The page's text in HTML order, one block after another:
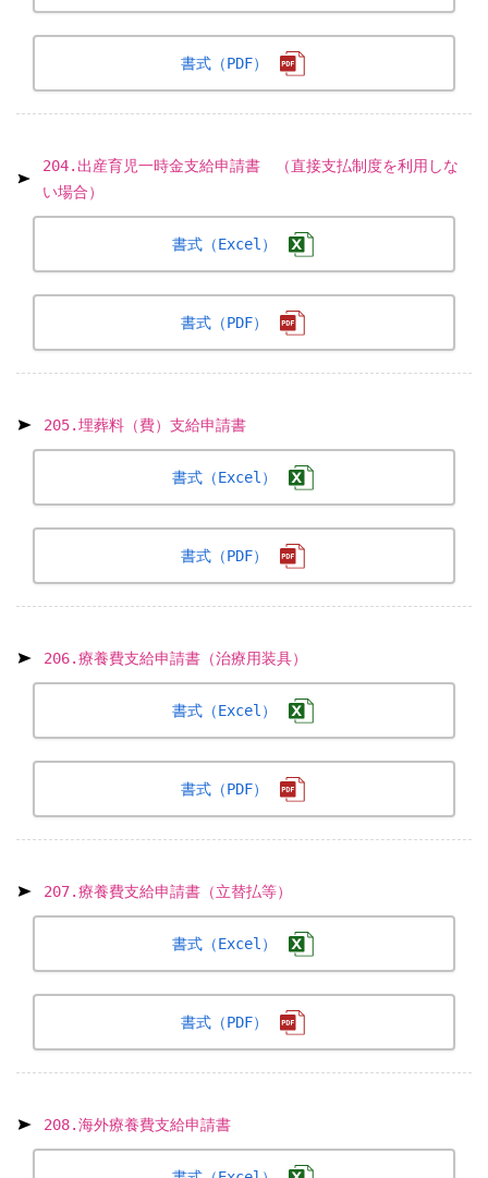
書式（PDF）
204.出産育児一時金支給申請書 （直接支払制度を利用しな
い場合）
書式（Excel）
書式（PDF）
205.埋葬料（費）支給申請書
書式（Excel）
書式（PDF）
206.療養費支給申請書（治療用装具）
書式（Excel）
書式（PDF）
207.療養費支給申請書（立替払等）
書式（Excel）
書式（PDF）
208.海外療養費支給申請書